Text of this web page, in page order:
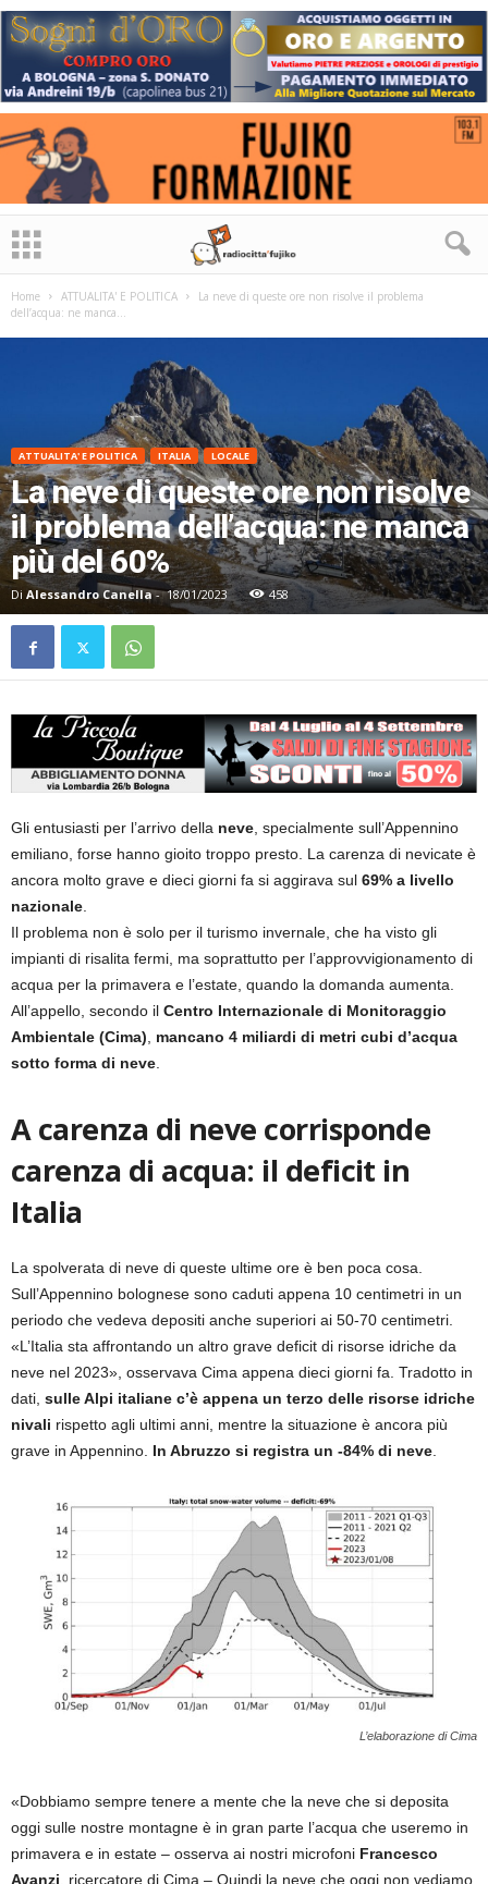
Home ATTUALITA' E POLITICA
La neve di queste ore non risolve il problema
dell’acqua: ne manca...
ATTUALITA' E POLITICA ITALIA LOCALE
La neve di queste ore non risolve
il problema dell’acqua: ne manca
più del 60%
Di Alessandro Canella- 18/01/2023 458
Gli entusiasti per l’arrivo della neve, specialmente sull’Appennino
emiliano, forse hanno gioito troppo presto. La carenza di nevicate è
ancora molto grave e dieci giorni fa si aggirava sul 69% a livello
nazionale.
Il problema non è solo per il turismo invernale, che ha visto gli
impianti di risalita fermi, ma soprattutto per l’approvvigionamento di
acqua per la primavera e l’estate, quando la domanda aumenta.
All’appello, secondo il Centro Internazionale di Monitoraggio
Ambientale (Cima), mancano 4 miliardi di metri cubi d’acqua
sotto forma di neve.
A carenza di neve corrisponde
carenza di acqua: il deficit in
Italia
La spolverata di neve di queste ultime ore è ben poca cosa.
Sull’Appennino bolognese sono caduti appena 10 centimetri in un
periodo che vedeva depositi anche superiori ai 50-70 centimetri.
«L’Italia sta affrontando un altro grave deficit di risorse idriche da
neve nel 2023», osservava Cima appena dieci giorni fa. Tradotto in
dati, sulle Alpi italiane c’è appena un terzo delle risorse idriche
nivali rispetto agli ultimi anni, mentre la situazione è ancora più
grave in Appennino. In Abruzzo si registra un -84% di neve.
L’elaborazione di Cima
«Dobbiamo sempre tenere a mente che la neve che si deposita
oggi sulle nostre montagne è in gran parte l’acqua che useremo in
primavera e in estate – osserva ai nostri microfoni Francesco
Avanzi, ricercatore di Cima – Quindi la neve che oggi non vediamo